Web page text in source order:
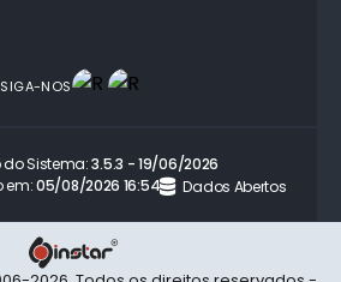
SIGA-NOS
do Sistema:3.5.3 - 19/06/2026
em:05/08/2026 16:54 Dados Abertos